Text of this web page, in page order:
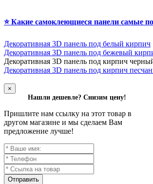
⭐ Какие самоклеющиеся панели самые
Декоративная 3D панель под белый кирпич
Декоративная 3D панель под бежевый
Декоративная 3D панель под кирпич
Декоративная 3D панель под кирпич
×
Нашли дешевле? Снизим цену!
Пришлите нам ссылку на этот товар в
другом магазине и мы сделаем Вам
предложение лучше!
Отправить